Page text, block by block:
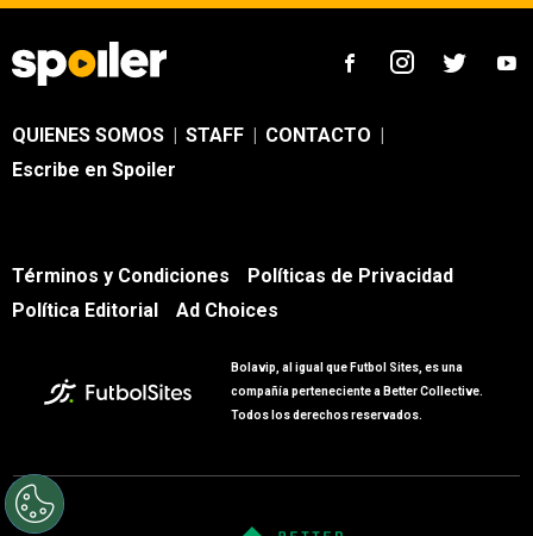
QUIENES SOMOS | STAFF | CONTACTO |
Escribe en Spoiler
Términos y Condiciones
Políticas de Privacidad
Política Editorial
Ad Choices
Bolavip, al igual que Futbol Sites, es una
compañía perteneciente a Better Collective.
Todos los derechos reservados.